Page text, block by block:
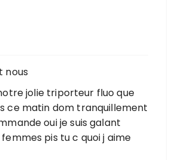
nous
jolie triporteur fluo que
ce matin dom tranquillement
oui je suis galant
pis tu c quoi j aime